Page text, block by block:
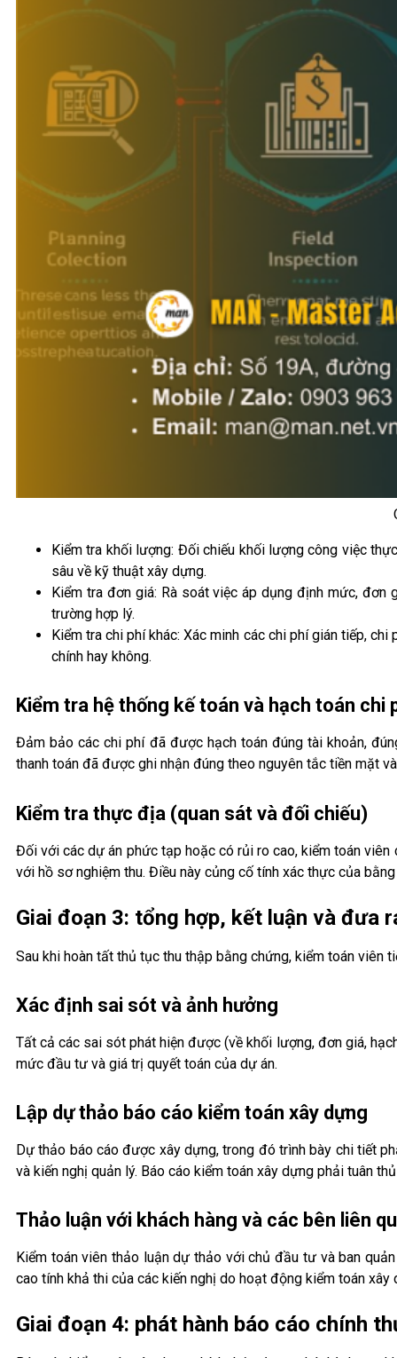
Kiểm tra khối lượng: Đối chiếu khối lượng công việc
sâu về kỹ thuật xây dựng.
Kiểm tra đơn giá: Rà soát việc áp dụng định mức,
trường hợp lý.
Kiểm tra chi phí khác: Xác minh các chi phí gián tiếp,
chính hay không.
Kiểm tra hệ thống kế toán và hạch toán chi
Đảm bảo các chi phí đã được hạch toán đúng tài khoản,
thanh toán đã được ghi nhận đúng theo nguyên tắc tiền mặt
Kiểm tra thực địa (quan sát và đối chiếu)
Đối với các dự án phức tạp hoặc có rủi ro cao, kiểm toán
với hồ sơ nghiệm thu. Điều này củng cố tính xác thực của
Giai đoạn 3: tổng hợp, kết luận và đưa
Sau khi hoàn tất thủ tục thu thập bằng chứng, kiểm toán viên
Xác định sai sót và ảnh hưởng
Tất cả các sai sót phát hiện được (về khối lượng, đơn giá,
mức đầu tư và giá trị quyết toán của dự án.
Lập dự thảo báo cáo kiểm toán xây dựng
Dự thảo báo cáo được xây dựng, trong đó trình bày chi tiết
và kiến nghị quản lý. Báo cáo kiểm toán xây dựng phải tuân
Thảo luận với khách hàng và các bên liên
Kiểm toán viên thảo luận dự thảo với chủ đầu tư và ban
cao tính khả thi của các kiến nghị do hoạt động kiểm toán xây
Giai đoạn 4: phát hành báo cáo chính